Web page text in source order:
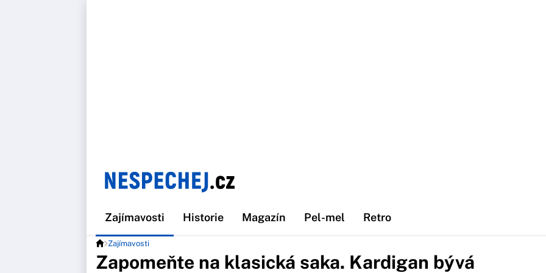
Zajímavosti Historie Magazín Pel-mel Retro
Zajímavosti
Zapomeňte na klasická saka. Kardigan bývá